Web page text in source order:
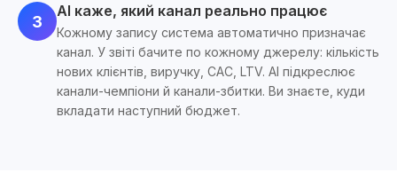
3
AI каже, який канал реально працює
Кожному запису система автоматично призначає
канал. У звіті бачите по кожному джерелу: кількість
нових клієнтів, виручку, CAC, LTV. AI підкреслює
канали-чемпіони й канали-збитки. Ви знаєте, куди
вкладати наступний бюджет.